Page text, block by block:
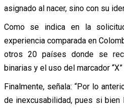
asignado al nacer, sino con su
Como se indica en la
experiencia comparada en
otros 20 países donde se
binarias y el uso del marcador
Finalmente, señala: “Por lo
de inexcusabilidad, pues si bien